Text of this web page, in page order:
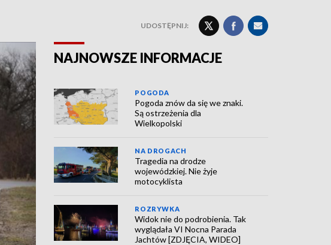
UDOSTĘPNIJ:
NAJNOWSZE INFORMACJE
POGODA
Pogoda znów da się we znaki.
Są ostrzeżenia dla
Wielkopolski
NA DROGACH
Tragedia na drodze
wojewódzkiej. Nie żyje
motocyklista
ROZRYWKA
Widok nie do podrobienia. Tak
wyglądała VI Nocna Parada
Jachtów [ZDJĘCIA, WIDEO]